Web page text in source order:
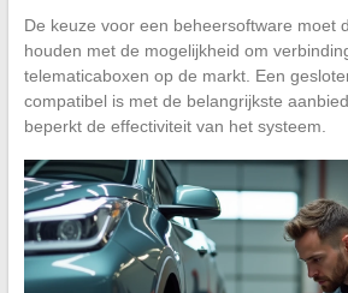
De keuze voor een beheersoftware moet
houden met de mogelijkheid om
telematicaboxen op de markt. Een
compatibel is met de belangrijkste
beperkt de effectiviteit van het systeem.